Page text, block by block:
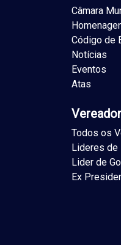
Câmara
Código de
Notícias
Eventos
Atas
Todos os
Lideres de
Lider de
Ex